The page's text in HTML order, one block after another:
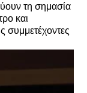
τη σημασία
και
συμμετέχοντες